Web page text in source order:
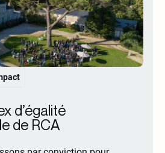
d’égalité
de RCA